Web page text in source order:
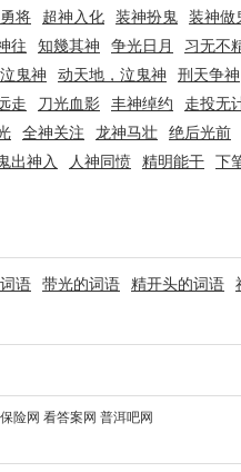
将 超神入化 装神扮鬼 装神做
往 知幾其神 争光日月 习无不
鬼神 动天地，泣鬼神 刑天争神
走 刀光血影 丰神绰约 走投无
全神关注 龙神马壮 绝后光前
出神入 人神同愤 精明能干 下
语 带光的词语 精开头的词语
保险网 看答案网 普洱吧网